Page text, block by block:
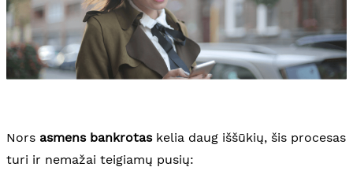
Nors asmens bankrotaskelia daug iššūkių, šis procesas
turi ir nemažai teigiamų pusių: